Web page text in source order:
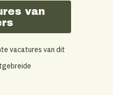
van
vacatures van dit